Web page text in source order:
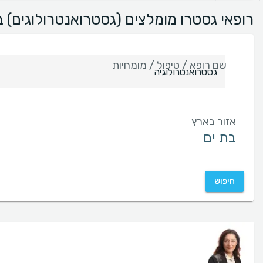
רופאי גסטרו מומלצים
שם רופא / טיפול / מומחיות
אזור בארץ
חיפוש